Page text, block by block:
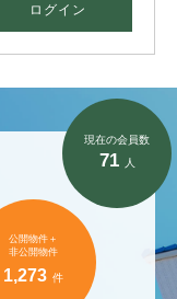
ログイン
公開物件＋
非公開物件
1,273 件
現在の会員数
71 人